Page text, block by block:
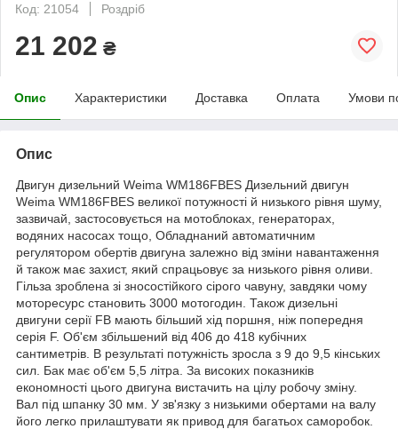
Код: 21054
Роздріб
21 202 ₴
Опис Характеристики Доставка Оплата Умови
Опис
Двигун дизельний Weima WM186FBES Дизельний двигун
Weima WM186FBES великої потужності й низького рівня шуму,
зазвичай, застосовується на мотоблоках, генераторах,
водяних насосах тощо, Обладнаний автоматичним
регулятором обертів двигуна залежно від зміни навантаження
й також має захист, який спрацьовує за низького рівня оливи.
Гільза зроблена зі зносостійкого сірого чавуну, завдяки чому
моторесурс становить 3000 мотогодин. Також дизельні
двигуни серії FB мають більший хід поршня, ніж попередня
серія F. Об'єм збільшений від 406 до 418 кубічних
сантиметрів. В результаті потужність зросла з 9 до 9,5 кінських
сил. Бак має об'єм 5,5 літра. За високих показників
економності цього двигуна вистачить на цілу робочу зміну.
Вал під шпанку 30 мм. У зв'язку з низькими обертами на валу
його легко прилаштувати як привод для багатьох саморобок.